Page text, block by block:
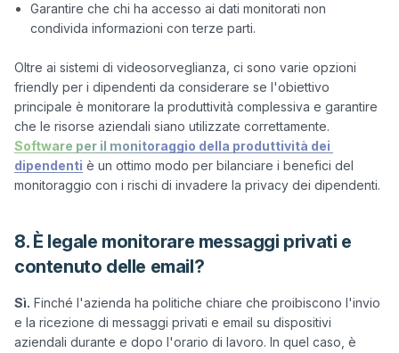
Garantire che chi ha accesso ai dati monitorati non
condivida informazioni con terze parti.
Oltre ai sistemi di videosorveglianza, ci sono varie opzioni
friendly per i dipendenti da considerare se l'obiettivo
principale è monitorare la produttività complessiva e garantire
Software per il monitoraggio della produttività dei
dipendenti è un ottimo modo per bilanciare i benefici del
8. È legale monitorare messaggi privati e
contenuto delle email?
Sì. Finché l'azienda ha politiche chiare che proibiscono l'invio
e la ricezione di messaggi privati e email su dispositivi
aziendali durante e dopo l'orario di lavoro. In quel caso, è